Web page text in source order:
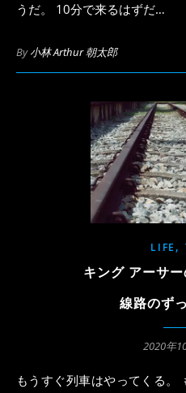
うだ。 10分で来るはずだ…
By小林 Arthur 朝太郎
LIFE ,
キング アーサ
線路のず
2020年
もうすぐ列車はやってくる。 もうすぐだ。 もうすぐ。 俺